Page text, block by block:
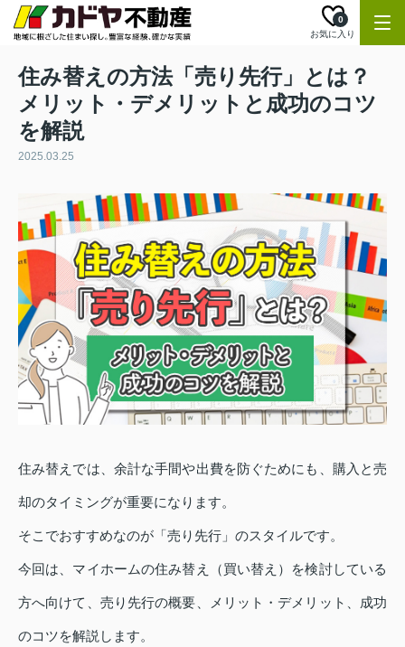
お気に入り
0
住み替えの方法「売り先行」とは？
メリット・デメリットと成功のコツ
を解説
2025.03.25
住み替えでは、余計な手間や出費を防ぐためにも、購入と売
却のタイミングが重要になります。
そこでおすすめなのが「売り先行」のスタイルです。
今回は、マイホームの住み替え（買い替え）を検討している
方へ向けて、売り先行の概要、メリット・デメリット、成功
のコツを解説します。